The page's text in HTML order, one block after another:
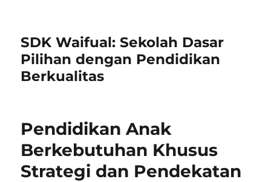
SDK Waifual: Sekolah Dasar
Pilihan dengan Pendidikan
Berkualitas
Pendidikan Anak
Berkebutuhan Khusus
Strategi dan Pendekatan